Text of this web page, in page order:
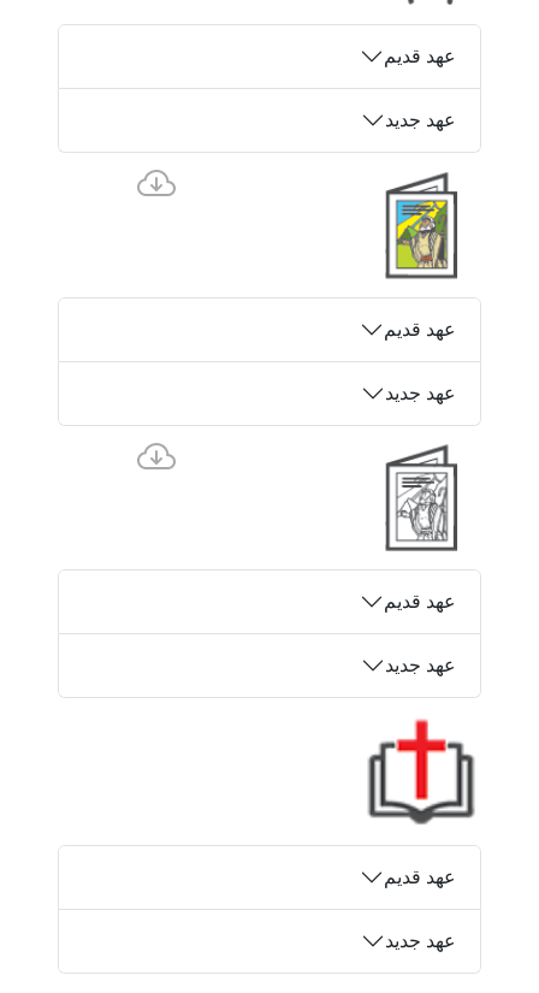
عهد قدیم
عهد جدید
عهد قدیم
عهد جدید
عهد قدیم
عهد جدید
عهد قدیم
عهد جدید